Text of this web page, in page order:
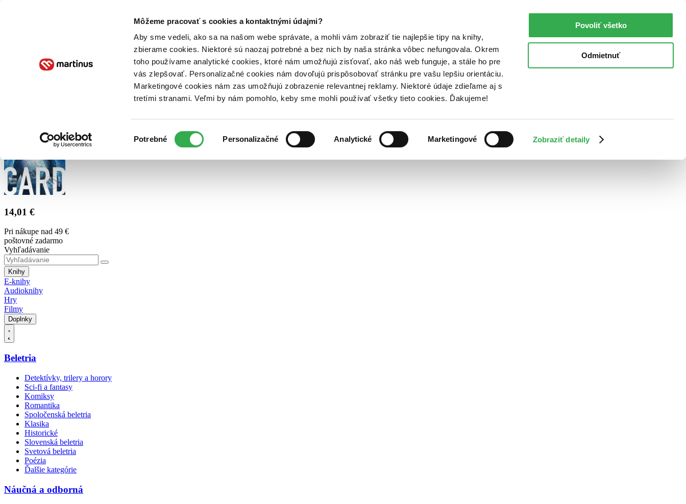
Môžeme pracovať s cookies a kontaktnými údajmi?
Aby sme vedeli, ako sa na našom webe správate, a mohli vám zobraziť tie najlepšie tipy na knihy,
zbierame cookies. Niektoré sú naozaj potrebné a bez nich by naša stránka vôbec nefungovala. Okrem
toho používame analytické cookies, ktoré nám umožňujú zisťovať, ako náš web funguje, a stále ho pre
vás zlepšovať. Personalizačné cookies nám dovoľujú prispôsobovať stránku pre vašu lepšiu orientáciu.
Marketingové cookies nám zas umožňujú zobrazenie relevantnej reklamy. Niektoré údaje zdieľame aj s
tretími stranami. Veľmi by nám pomohlo, keby sme mohli používať všetky tieto cookies. Ďakujeme!
súhlasu
Potrebné Personalizačné Analytické Marketingové Zobraziť detaily
Povoliť všetko
Odmietnuť
Poukážky Kontakt
14,01 €
Pri nákupe nad 49 €
poštovné zadarmo
Vyhľadávanie
Knihy
E-knihy
Audioknihy
Hry
Filmy
Doplnky
Beletria
Detektívky, trilery a horory
Sci-fi a fantasy
Komiksy
Romantika
Spoločenská beletria
Klasika
Historické
Slovenská beletria
Svetová beletria
Poézia
Ďalšie kategórie
Náučná a odborná